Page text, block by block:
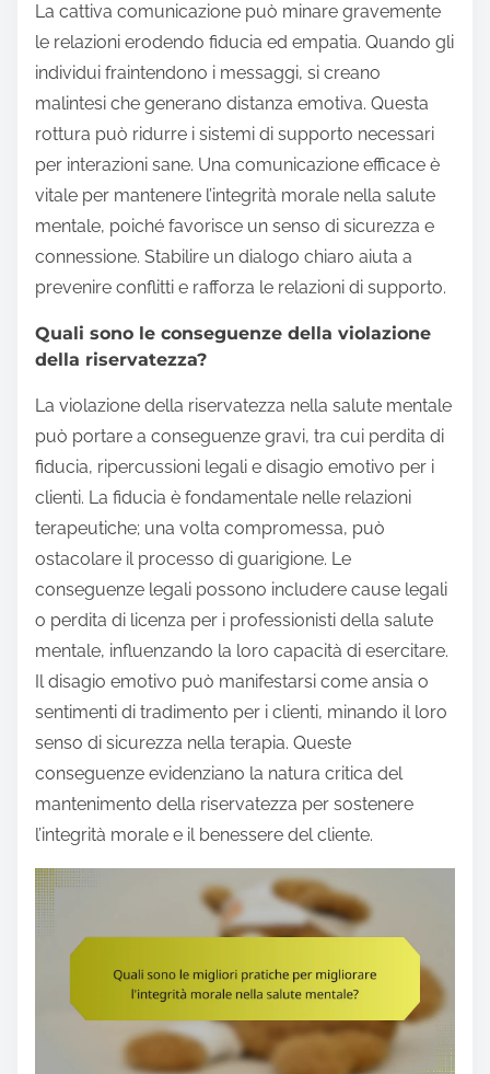
La cattiva comunicazione può minare gravemente
le relazioni erodendo fiducia ed empatia. Quando gli
individui fraintendono i messaggi, si creano
malintesi che generano distanza emotiva. Questa
rottura può ridurre i sistemi di supporto necessari
per interazioni sane. Una comunicazione efficace è
vitale per mantenere l’integrità morale nella salute
mentale, poiché favorisce un senso di sicurezza e
connessione. Stabilire un dialogo chiaro aiuta a
prevenire conflitti e rafforza le relazioni di supporto.
Quali sono le conseguenze della violazione
della riservatezza?
La violazione della riservatezza nella salute mentale
può portare a conseguenze gravi, tra cui perdita di
fiducia, ripercussioni legali e disagio emotivo per i
clienti. La fiducia è fondamentale nelle relazioni
terapeutiche; una volta compromessa, può
ostacolare il processo di guarigione. Le
conseguenze legali possono includere cause legali
o perdita di licenza per i professionisti della salute
mentale, influenzando la loro capacità di esercitare.
Il disagio emotivo può manifestarsi come ansia o
sentimenti di tradimento per i clienti, minando il loro
senso di sicurezza nella terapia. Queste
conseguenze evidenziano la natura critica del
mantenimento della riservatezza per sostenere
l’integrità morale e il benessere del cliente.